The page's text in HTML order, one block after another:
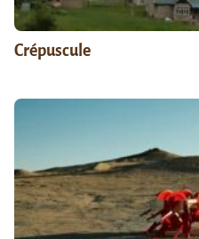
Crépuscule